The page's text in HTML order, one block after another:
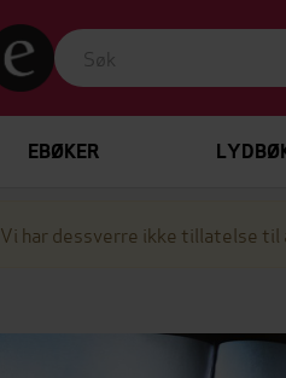
EBØKER
Vi har dessverre ikke tillatelse til